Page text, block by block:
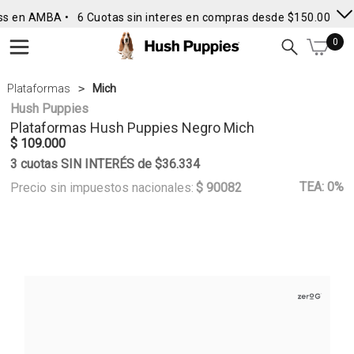
en AMBA • 6 Cuotas sin interes en compras desde $150.000 •
0
Plataformas Mich
Hush Puppies
Plataformas Hush Puppies Negro Mich
$ 109.000
3 cuotas SIN INTERÉS de $36.334
Precio sin impuestos nacionales: $ 90082 TEA: 0%